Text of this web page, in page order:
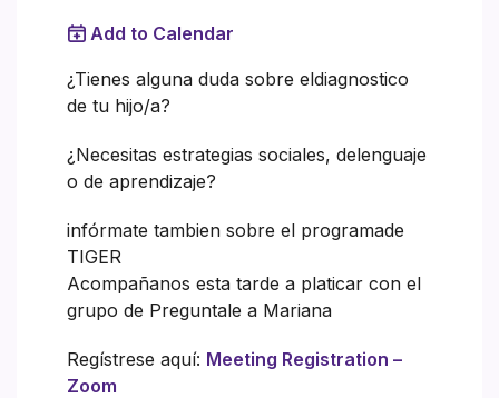
Add to Calendar
¿Tienes alguna duda sobre eldiagnostico
de tu hijo/a?
¿Necesitas estrategias sociales, delenguaje
o de aprendizaje?
infórmate tambien sobre el programade
TIGER
Acompañanos esta tarde a platicar con el
grupo de Preguntale a Mariana
Regístrese aquí: Meeting Registration –
Zoom